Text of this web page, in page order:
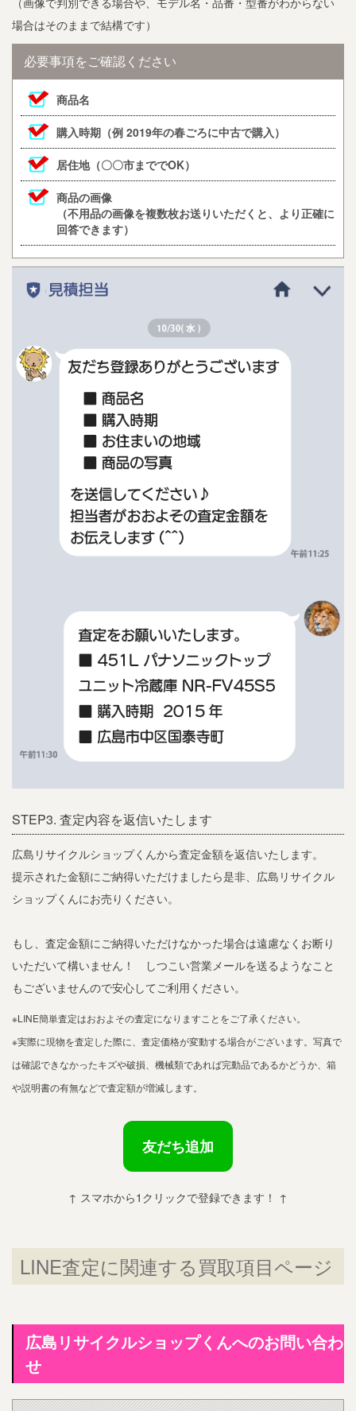
場合はそのままで結構です）
必要事項をご確認ください
商品名
購入時期（例 2019年の春ごろに中古で購入）
居住地（〇〇市まででOK）
商品の画像
（不用品の画像を複数枚お送りいただくと、より正確に
回答できます）
STEP3. 査定内容を返信いたします
広島リサイクルショップくんから査定金額を返信いたします。
提示された金額にご納得いただけましたら是非、広島リサイクル
ショップくんにお売りください。
もし、査定金額にご納得いただけなかった場合は遠慮なくお断り
いただいて構いません！ しつこい営業メールを送るようなこと
もございませんので安心してご利用ください。
※LINE簡単査定はおおよその査定になりますことをご了承ください。
※実際に現物を査定した際に、査定価格が変動する場合がございます。写真で
は確認できなかったキズや破損、機械類であれば完動品であるかどうか、箱
や説明書の有無などで査定額が増減します。
友だち追加
↑ スマホから1クリックで登録できます！ ↑
LINE査定に関連する買取項目ページ
広島リサイクルショップくんへのお問い合わ
せ